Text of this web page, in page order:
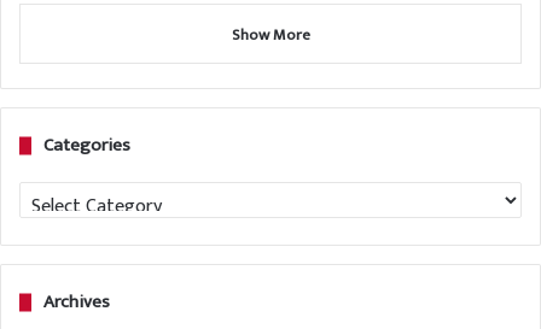
Show More
Categories
Categories
Archives